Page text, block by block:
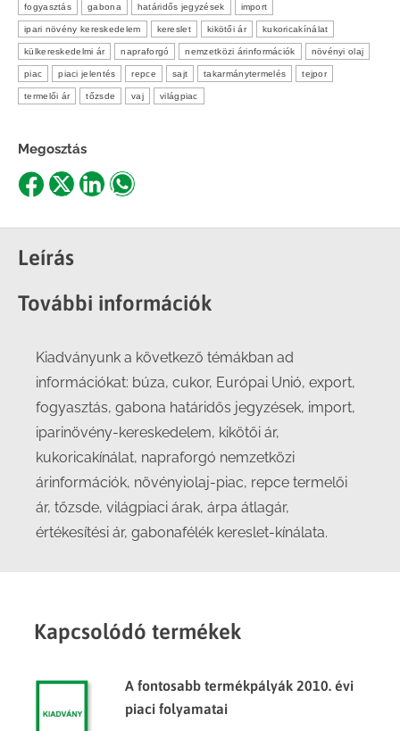
fogyasztás gabona határidős jegyzések import
ipari növény kereskedelem kereslet kikötői ár kukoricakínálat
külkereskedelmi ár napraforgó nemzetközi árinformációk növényi olaj
piac piaci jelentés repce sajt takarmánytermelés tejpor
termelői ár tőzsde vaj világpiac
Megosztás
Share
Facebook
Share
X
ShareShare
Leírás
További információk
Kiadványunk a következő témákban ad
információkat: búza, cukor, Európai Unió, export,
fogyasztás, gabona határidős jegyzések, import,
iparinövény-kereskedelem, kikötői ár,
kukoricakínálat, napraforgó nemzetközi
árinformációk, növényiolaj-piac, repce termelői
ár, tőzsde, világpiaci árak, árpa átlagár,
értékesítési ár, gabonafélék kereslet-kínálata.
Kapcsolódó termékek
A fontosabb termékpályák 2010. évi
piaci folyamatai